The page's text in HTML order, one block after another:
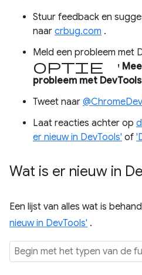
Stuur feedback en
naar crbug.com .
Meld een probleem met
optie '
probleem met
Tweet naar
Laat reacties achter op
er nieuw in DevTools' of
Wat is er nieuw in
Een lijst van alles wat is
nieuw in DevTools' .